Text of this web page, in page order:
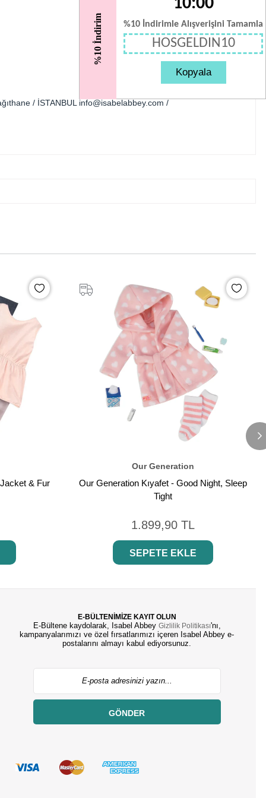
%10 İndirim %10 İndirimle Alışverişini Tamamla
HOSGELDIN10
Kopyala
/ İSTANBUL info@isabelabbey.com /
& Fur
Our Generation
Our Generation Kıyafet - Good Night, Sleep
Tight
1.899,90 TL
SEPETE EKLE
E-BÜLTENİMİZE KAYIT OLUN
E-Bültene kaydolarak, Isabel Abbey Gizlilik Politikası'nı,
kampanyalarımızı ve özel fırsatlarımızı içeren Isabel Abbey e-
postalarını almayı kabul ediyorsunuz.
GÖNDER